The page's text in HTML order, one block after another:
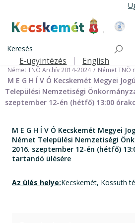
tartalomra
Kecskemét Város
Keresés
Felső navigáció
E-ügyintézés English
Önkormányzat
Nemzetiségi Önkormányzatok
Német Települési Nemzetiségi Önkormányzat
Német TNÖ Archív 2014-2024
Német TNÖ
M E G H Í V Ó Kecskemét Megyei
Települési Nemzetiségi
szeptember 12-én (hétfő) 13:00
M E G H Í V Ó Kecskemét Megyei
Német Települési Nemzetiségi
2016. szeptember 12-én (hétfő)
tartandó ülésére
Az ülés helye:Kecskemét, Kossuth